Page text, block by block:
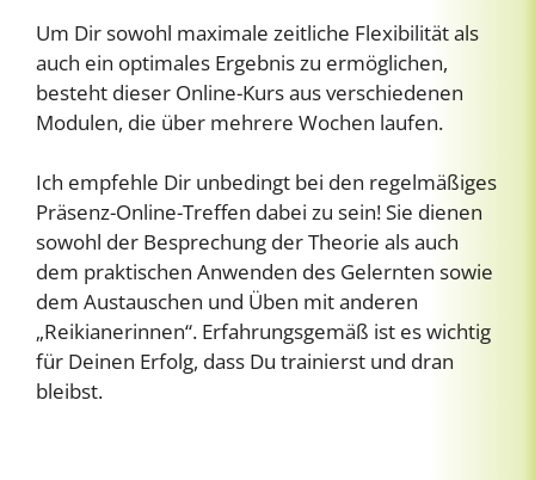
Um Dir sowohl maximale zeitliche Flexibilität als
auch ein optimales Ergebnis zu ermöglichen,
besteht dieser Online-Kurs aus verschiedenen
Modulen, die über mehrere Wochen laufen.
Ich empfehle Dir unbedingt bei den regelmäßiges
Präsenz-Online-Treffen dabei zu sein! Sie dienen
sowohl der Besprechung der Theorie als auch
dem praktischen Anwenden des Gelernten sowie
dem Austauschen und Üben mit anderen
„Reikianerinnen“. Erfahrungsgemäß ist es wichtig
für Deinen Erfolg, dass Du trainierst und dran
bleibst.